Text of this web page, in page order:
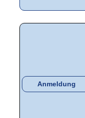
Anmeldung